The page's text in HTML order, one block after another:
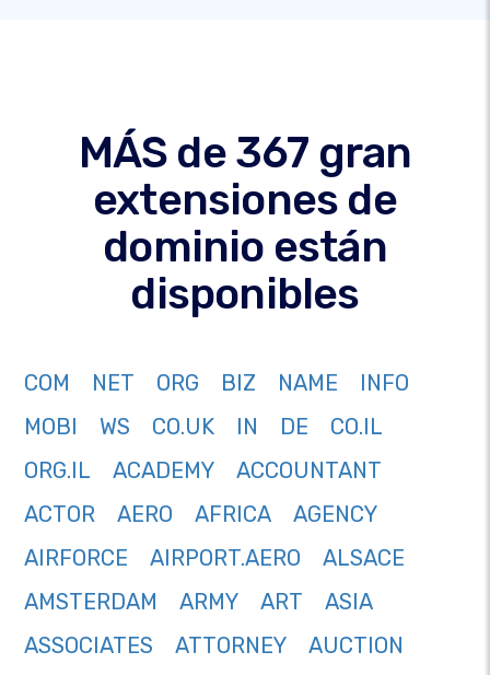
MÁS de 367 gran
extensiones de
dominio están
disponibles
COM NET ORG BIZ NAME
INFO
MOBI
WS CO.UK IN DE
CO.IL
ORG.IL
ACADEMY
ACCOUNTANT
ACTOR
AERO AFRICA
AGENCY
AIRFORCE
AIRPORT.AERO
ALSACE
AMSTERDAM
ARMY ART
ASIA
ASSOCIATES
ATTORNEY
AUCTION